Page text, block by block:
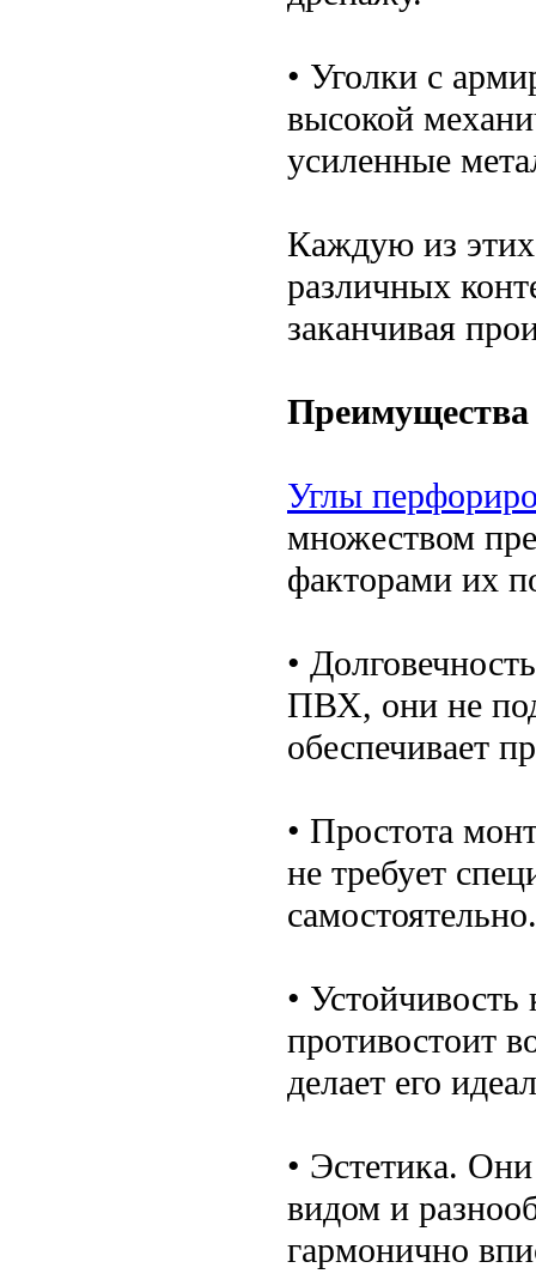
• Уголки с
высокой
усиленные
Каждую из этих
различных
заканчивая
Преимущества
Углы
множеством
факторами их
•
ПВХ, они не
обеспечивает
• Простота
не требует
самостоятельно.
•
противостоит
делает его
• Эстетика.
видом и
гармонично